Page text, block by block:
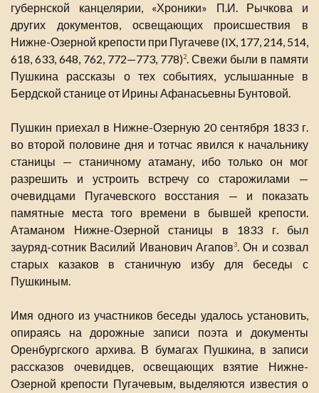
губернской канцелярии, «Хроники» П.И. Рычкова и
других документов, освещающих происшествия в
Нижне-Озерной крепости при Пугачеве (IX, 177, 214, 514,
618, 633, 648, 762, 772—773, 778)2. Свежи были в памяти
Пушкина рассказы о тех событиях, услышанные в
Бердской станице от Ирины Афанасьевны Бунтовой.
Пушкин приехал в Нижне-Озерную 20 сентября 1833 г.
во второй половине дня и тотчас явился к начальнику
станицы — станичному атаману, ибо только он мог
разрешить и устроить встречу со старожилами —
очевидцами Пугачевского восстания — и показать
памятные места того времени в бывшей крепости.
Атаманом Нижне-Озерной станицы в 1833 г. был
зауряд-сотник Василий Иванович Агапов3. Он и созвал
старых казаков в станичную избу для беседы с
Пушкиным.
Имя одного из участников беседы удалось установить,
опираясь на дорожные записи поэта и документы
Оренбургского архива. В бумагах Пушкина, в записи
рассказов очевидцев, освещающих взятие Нижне-
Озерной крепости Пугачевым, выделяются известия о